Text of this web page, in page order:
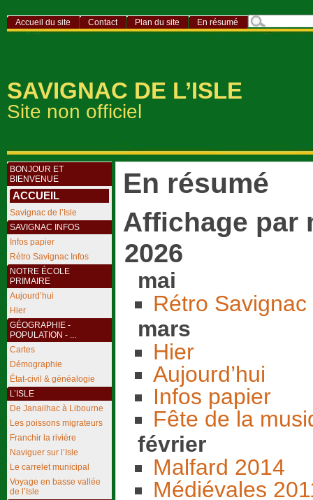
SAVIGNAC DE L’ISLE
Site non officiel
En résumé
Affichage par
2026
mai
Rétro Savignac
mars
Hier
Aujourd’hui
Infos papier
Fête de la
février
Malfard 2014
Médiévales
Accueil du site Contact Plan du site En résumé
BONJOUR ET
BIENVENUE
ACCUEIL
Savignac de l’Isle
SAVIGNAC INFOS
Infos papier
Rétro Savignac Infos
NOTRE ÉCOLE
PRIMAIRE
Aujourd’hui
Hier
GÉOGRAPHIE -
POPULATION - ...
Cartes
Démographie
État-civil & généalogie
L’ISLE
De Janailhac à Libourne
Les poissons migrateurs
Franchir la rivière
Naviguer sur l’Isle
Le carrelet municipal
Voyage en basse vallée
de l’Isle